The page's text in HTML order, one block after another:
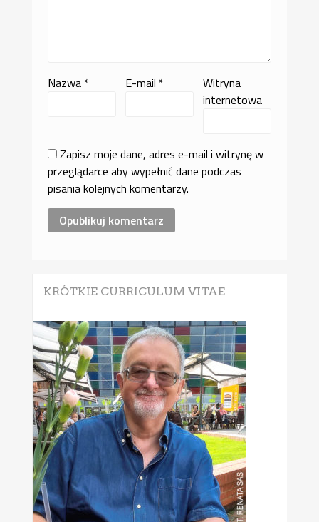
Nazwa * E-mail *
Witryna
internetowa
Zapisz moje dane, adres e-mail i witrynę w
przeglądarce aby wypełnić dane podczas
pisania kolejnych komentarzy.
KRÓTKIE CURRICULUM VITAE